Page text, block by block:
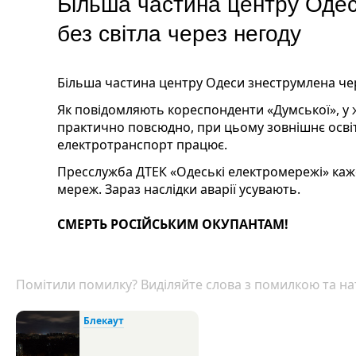
без світла через негоду
Більша частина центру Одеси знеструмлена
Як повідомляють кореспонденти «Думської», у
практично повсюдно, при цьому зовнішнє
електротранспорт працює.
Пресслужба ДТЕК «Одеські електромережі»
мереж. Зараз наслідки аварії усувають.
СМЕРТЬ РОСІЙСЬКИМ ОКУПАНТАМ!
Помітили помилку? Виділяйте слова з помилкою та
Блекаут